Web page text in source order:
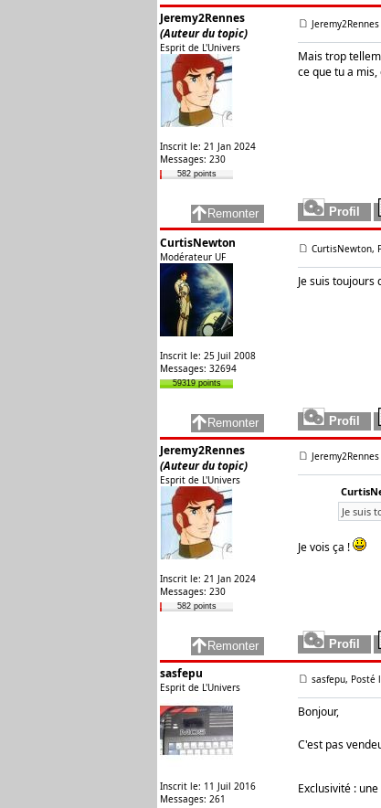
Jeremy2Rennes
(Auteur du topic)
Esprit de L'Univers
Inscrit le: 21 Jan 2024
Messages: 230
582 points
Jeremy2Rennes
Mais trop
ce que tu a
CurtisNewton
Modérateur UF
Inscrit le: 25 Juil 2008
Messages: 32694
59319 points
CurtisNewton,
Je suis toujours
Jeremy2Rennes
(Auteur du topic)
Esprit de L'Univers
Inscrit le: 21 Jan 2024
Messages: 230
582 points
Jeremy2Rennes
Je suis
Je vois ça !
sasfepu
Esprit de L'Univers
Inscrit le: 11 Juil 2016
Messages: 261
sasfepu, Posté
Bonjour,
C'est pas
Exclusivité :